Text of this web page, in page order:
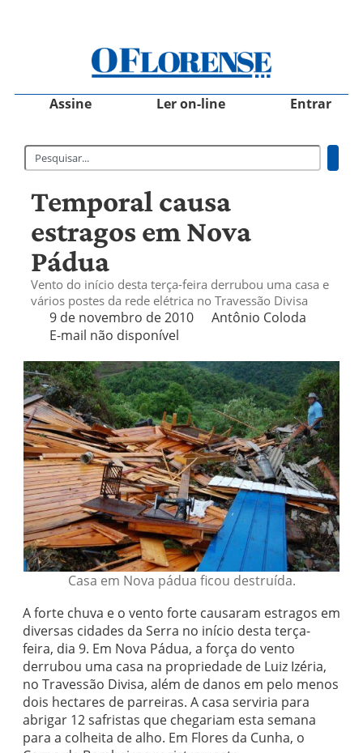
Assine Ler on-line Entrar
Temporal causa
estragos em Nova
Pádua
Vento do início desta terça-feira derrubou uma casa e
vários postes da rede elétrica no Travessão Divisa
9 de novembro de 2010
Antônio Coloda
E-mail não disponível
Casa em Nova pádua ficou destruída.
A forte chuva e o vento forte causaram estragos em
diversas cidades da Serra no início desta terça-
feira, dia 9. Em Nova Pádua, a força do vento
derrubou uma casa na propriedade de Luiz Izéria,
no Travessão Divisa, além de danos em pelo menos
dois hectares de parreiras. A casa serviria para
abrigar 12 safristas que chegariam esta semana
para a colheita de alho. Em Flores da Cunha, o